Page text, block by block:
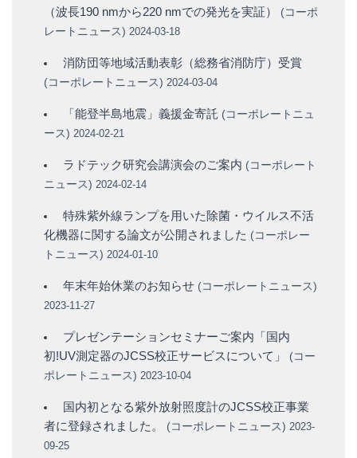
（波長190 nmから220 nmでの発光を実証）
(コーポ
レートニュース) 2024-03-18
消防団等地域活動表彰（総務省消防庁）受賞
(コーポレートニュース) 2024-03-04
「能登半島地震」義援金寄託 (コーポレートニュ
ース) 2024-02-21
ラドテック研究会講演会のご案内 (コーポレート
ニュース) 2024-02-14
特殊紫外線ランプを用いた除菌・ウイルス不活
化機器に関する論文が公開されました (コーポレー
トニュース) 2024-01-10
年末年始休業のお知らせ (コーポレートニュース)
2023-11-27
プレゼンテーションセミナーご案内「国内
初!UV測定器のJCSS校正サービスについて」
(コー
ポレートニュース) 2023-10-04
国内初となる紫外放射照度計のJCSS校正事業
者に登録されました。
(コーポレートニュース) 2023-
09-25